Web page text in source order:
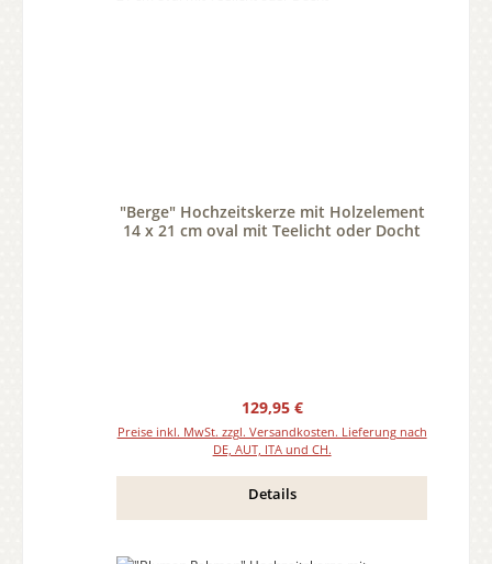
"Berge" Hochzeitskerze mit Holzelement
14 x 21 cm oval mit Teelicht oder Docht
Regulärer Preis:
129,95 €
Preise inkl. MwSt. zzgl. Versandkosten. Lieferung nach
DE, AUT, ITA und CH.
Details